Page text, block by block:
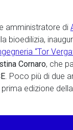
amministratore di
bioedilizia,
“Tor
Cornaro, che
. Poco più di due
edizione della